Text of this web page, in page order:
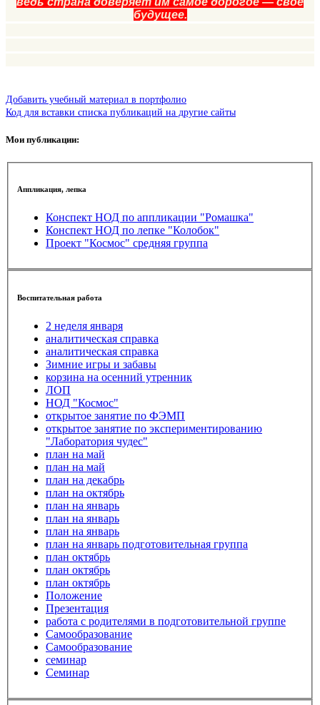
будущее.
Добавить учебный материал в портфолио
Код для вставки списка публикаций на другие сайты
Мои публикации:
Аппликация, лепка
Конспект НОД по аппликации "Ромашка"
Конспект НОД по лепке "Колобок"
Проект "Космос" средняя группа
Воспитательная работа
2 неделя января
аналитическая справка
аналитическая справка
Зимние игры и забавы
корзина на осенний утренник
ЛОП
НОД "Космос"
открытое занятие по ФЭМП
открытое занятие по экспериментированию
"Лаборатория чудес"
план на май
план на май
план на декабрь
план на октябрь
план на январь
план на январь
план на январь
план на январь подготовительная группа
план октябрь
план октябрь
план октябрь
Положение
Презентация
работа с родителями в подготовительной группе
Самообразование
Самообразование
семинар
Семинар